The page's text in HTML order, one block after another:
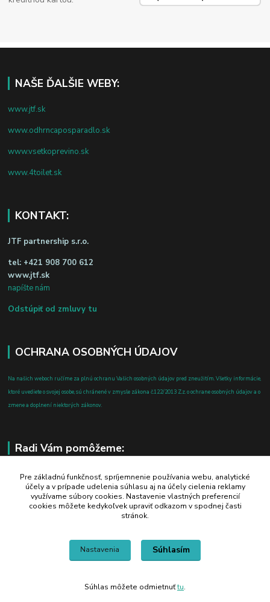
NAŠE ĎALŠIE WEBY:
www.jtf.sk
www.odhrncaposparadlo.sk
www.vsetkoprevino.sk
www.4toilet.sk
KONTAKT:
JTF partnership s.r.o.
tel: +421 908 700 612
www.jtf.sk
napíšte nám
Odstúpiť od zmluvy tu
OCHRANA OSOBNÝCH ÚDAJOV
Na našich weboch ručíme za plnú ochranu Vašich osobných údajov pred zneužitím. Všetky informácie,
ktoré uvediete o svojej osobe, sú chránené v zmysle zákona č.122/2013 Z.z. o ochrane osobných údajov a o
zmene a doplnení niektorých zákonov.
Radi Vám pomôžeme:
+421 908 700 612
po-pia: 8.00 - 16.00
business@jtf.sk
Pre základnú funkčnosť, spríjemnenie používania webu, analytické
účely a v prípade udelenia súhlasu aj na účely cielenia reklamy
využívame súbory cookies. Nastavenie vlastných preferencií
cookies môžete kedykoľvek upraviť odkazom v spodnej časti
stránok.
Nastavenia Súhlasím
Súhlas môžete odmietnuťtu.